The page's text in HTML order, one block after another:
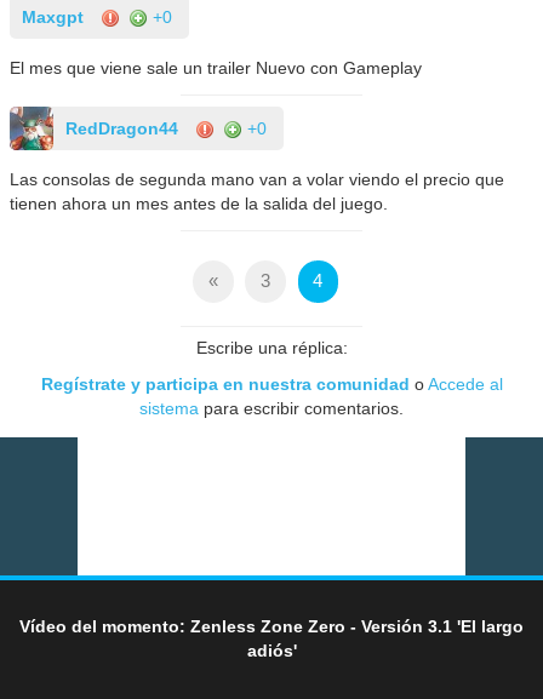
Maxgpt +0
El mes que viene sale un trailer Nuevo con Gameplay
RedDragon44 +0
Las consolas de segunda mano van a volar viendo el precio que
tienen ahora un mes antes de la salida del juego.
« 3 4
Escribe una réplica:
Regístrate y participa en nuestra comunidad oAccede al
sistema para escribir comentarios.
Vídeo del momento: Zenless Zone Zero - Versión 3.1 'El largo
adiós'